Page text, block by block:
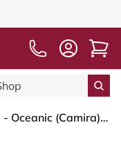
HÅG Capisco 8106 - Oceanic (Camira) - Recyceltes Polyester - OCI008 - Warm grey - Schwarz - 200 mm (Sitzhöhe 46-64cm) - Weiche Rollen für harte Böden